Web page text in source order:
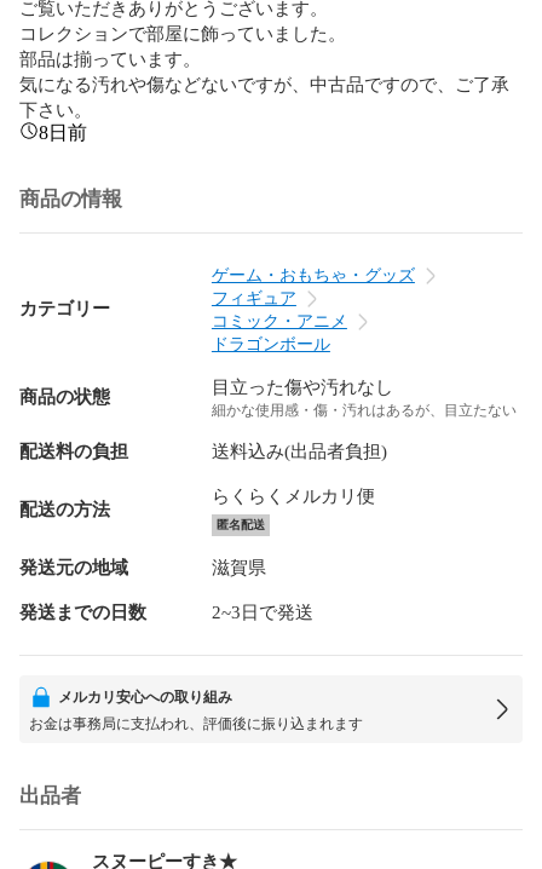
ご覧いただきありがとうございます。
コレクションで部屋に飾っていました。
部品は揃っています。
気になる汚れや傷などないですが、中古品ですので、ご了承
下さい。
8日前
商品の情報
カテゴリー
ゲーム・おもちゃ・グッズ
フィギュア
コミック・アニメ
ドラゴンボール
商品の状態 目立った傷や汚れなし
細かな使用感・傷・汚れはあるが、目立たない
配送料の負担 送料込み(出品者負担)
配送の方法
らくらくメルカリ便
匿名配送
発送元の地域 滋賀県
発送までの日数 2~3日で発送
メルカリ安心への取り組み
お金は事務局に支払われ、評価後に振り込まれます
出品者
スヌーピーすき★